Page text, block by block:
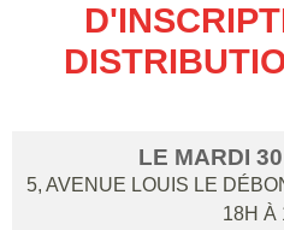
LE MARDI 30
5, AVENUE LOUIS LE
18H À